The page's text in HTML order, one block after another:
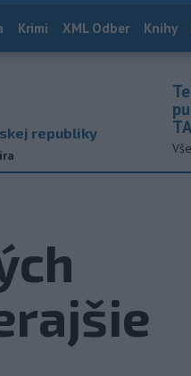
Krimi XML Odber Knihy
republiky